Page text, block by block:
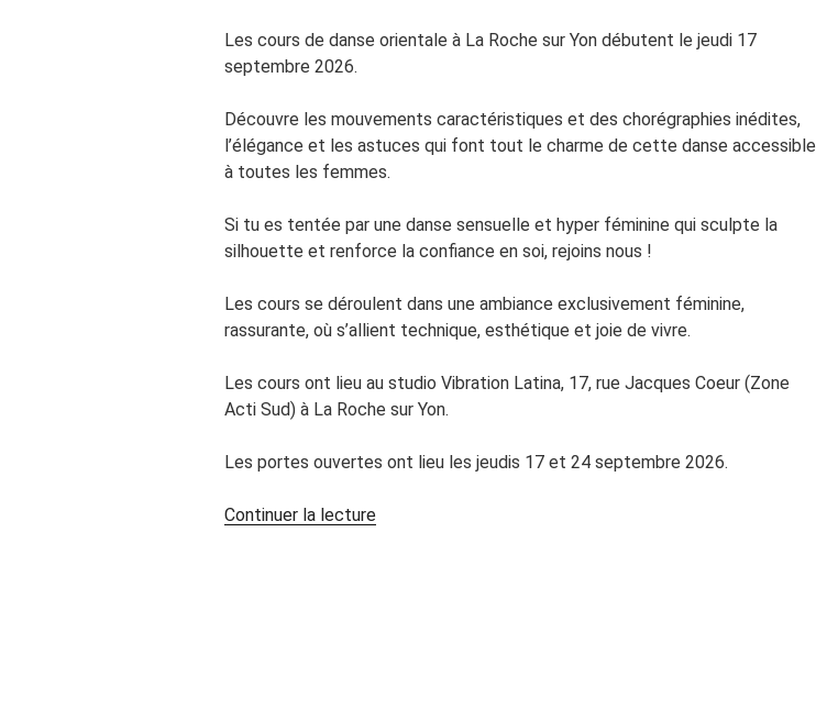
Les cours de danse orientale à La Roche sur Yon débutent le jeudi 17
septembre 2026.
Découvre les mouvements caractéristiques et des chorégraphies inédites,
l’élégance et les astuces qui font tout le charme de cette danse accessible
à toutes les femmes.
Si tu es tentée par une danse sensuelle et hyper féminine qui sculpte la
silhouette et renforce la confiance en soi, rejoins nous !
Les cours se déroulent dans une ambiance exclusivement féminine,
rassurante, où s’allient technique, esthétique et joie de vivre.
Les cours ont lieu au studio Vibration Latina, 17, rue Jacques Coeur (Zone
Acti Sud) à La Roche sur Yon.
Les portes ouvertes ont lieu les jeudis 17 et 24 septembre 2026.
Continuer la lecturede